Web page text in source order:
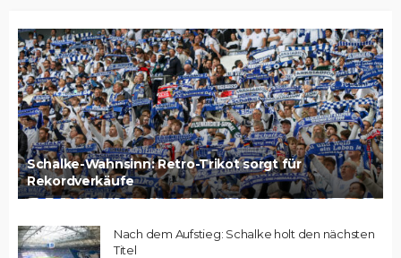
Schalke-Wahnsinn: Retro-Trikot sorgt für
Rekordverkäufe
Nach dem Aufstieg: Schalke holt den nächsten
Titel